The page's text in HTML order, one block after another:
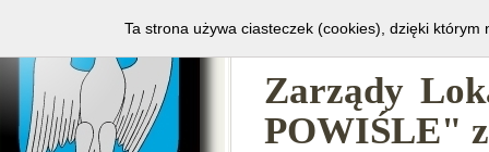
HOME GALERIA
Zarządy
POWIŚLE"
Ta strona używa ciasteczek (cookies), dzięki którym